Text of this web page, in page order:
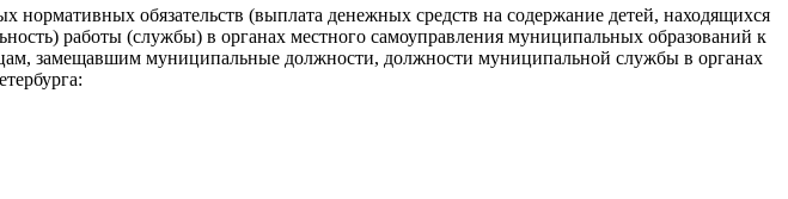
обязательств (выплата денежных средств на содержание детей, находящихся
работы (службы) в органах местного самоуправления муниципальных образований к
замещавшим муниципальные должности, должности муниципальной службы в органах